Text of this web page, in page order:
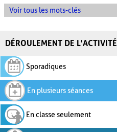
Voir tous les mots-clés
DÉROULEMENT DE L'ACTIVITÉ
Sporadiques
En plusieurs séances
En classe seulement